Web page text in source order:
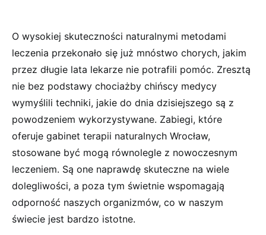
O wysokiej skuteczności naturalnymi metodami
leczenia przekonało się już mnóstwo chorych, jakim
przez długie lata lekarze nie potrafili pomóc. Zresztą
nie bez podstawy chociażby chińscy medycy
wymyślili techniki, jakie do dnia dzisiejszego są z
powodzeniem wykorzystywane. Zabiegi, które
oferuje gabinet terapii naturalnych Wrocław,
stosowane być mogą równolegle z nowoczesnym
leczeniem. Są one naprawdę skuteczne na wiele
dolegliwości, a poza tym świetnie wspomagają
odporność naszych organizmów, co w naszym
świecie jest bardzo istotne.